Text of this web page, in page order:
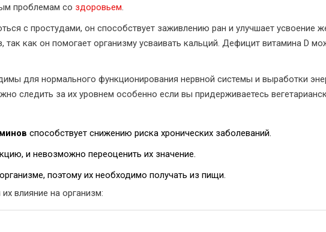
проблемам со здоровьем.
с простудами, он способствует заживлению ран и улучшает усвоение
как он помогает организму усваивать кальций. Дефицит витамина D
для нормального функционирования нервной системы и выработки
следить за их уровнем особенно если вы придерживаетесь
способствует снижению риска хронических заболеваний.
и невозможно переоценить их значение.
поэтому их необходимо получать из пищи.
влияние на организм: